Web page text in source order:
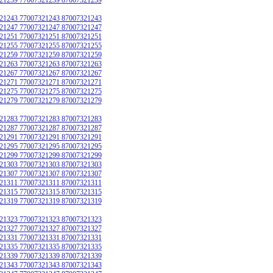
77007321243 87007321243
77007321247 87007321247
77007321251 87007321251
77007321255 87007321255
77007321259 87007321259
77007321263 87007321263
77007321267 87007321267
77007321271 87007321271
77007321275 87007321275
77007321279 87007321279
77007321283 87007321283
77007321287 87007321287
77007321291 87007321291
77007321295 87007321295
77007321299 87007321299
77007321303 87007321303
77007321307 87007321307
77007321311 87007321311
77007321315 87007321315
77007321319 87007321319
77007321323 87007321323
77007321327 87007321327
77007321331 87007321331
77007321335 87007321335
77007321339 87007321339
77007321343 87007321343